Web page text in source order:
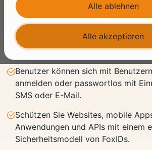
Kostenlos starten
Sprechen Sie mit einem Experten
Benutzer können sich mit
anmelden oder passwortlos mit
SMS oder E-Mail.
Schützen Sie Websites, mobile
Anwendungen und APIs mit einem
Sicherheitsmodell von FoxIDs.
Alle ablehnen
Alle akzeptieren